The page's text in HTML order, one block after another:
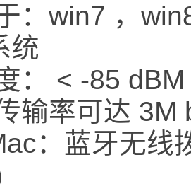
：win7 ，
统
： < -85 dBM
输率可达 3M
：蓝牙无线